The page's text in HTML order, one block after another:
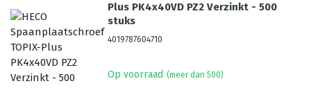
Plus PK4x40VD PZ2 Verzinkt - 500
stuks
4019787604710
Op voorraad (meer dan 500)